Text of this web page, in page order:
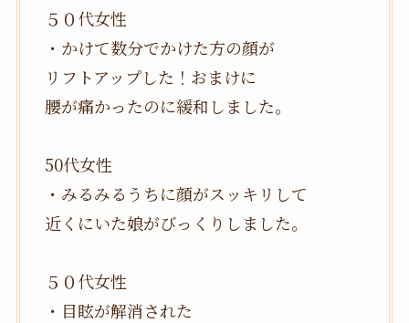
５０代女性
・かけて数分でかけた方の顔が
リフトアップした！おまけに
腰が痛かったのに緩和しました。
50代女性
・みるみるうちに顔がスッキリして
近くにいた娘がびっくりしました。
５０代女性
・目眩が解消された